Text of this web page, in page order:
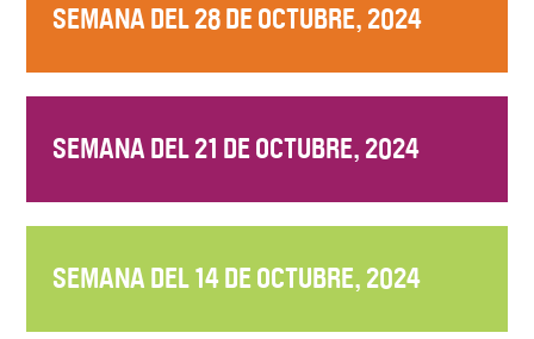
SEMANA DEL 28 DE OCTUBRE, 2024
SEMANA DEL 21 DE OCTUBRE, 2024
SEMANA DEL 14 DE OCTUBRE, 2024